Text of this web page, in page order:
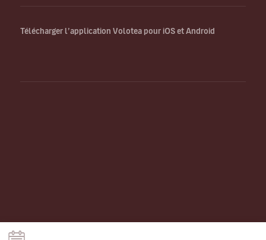
Télécharger l’application Volotea pour iOS et Android